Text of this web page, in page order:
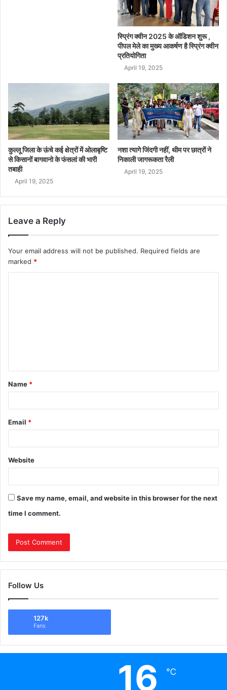
स्प्रिंग क्वीन 2025 के ऑडिशन शुरू ,
पीपल मेले का मुख्य आकर्षण है स्प्रिंग क्वीन
प्रतियोगिता
April 19, 2025
कुल्लू जिला के ऊंचे कई क्षेत्रों में ओलाबृष्टि
से किसानों बागवानो के फंसलां की भारी
तबाही
April 19, 2025
नशा त्यागे जिंदगी नहीं, थीम पर छात्रों ने
निकाली जागरूकता रैली
April 19, 2025
Leave a Reply
Your email address will not be published. Required fields are
marked *
Name *
Email *
Website
Save my name, email, and website in this browser for the next
time I comment.
Follow Us
127k
Fans
16 ℃